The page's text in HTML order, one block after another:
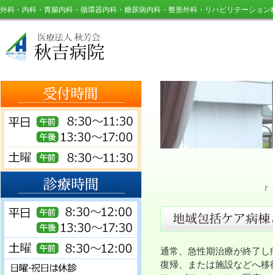
外科・内科・胃腸内科・循環器内科・糖尿病内科・整形外科・リハビリテーション
通常、急性期治療が終了
復帰、または施設などへ